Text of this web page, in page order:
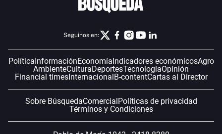
Seguinos en:
PolíticaInformaciónEconomíaIndicadores económicosAgro
AmbienteCulturaDeportesTecnologíaOpinión
Financial timesInternacionalB-contentCartas al Director
Sobre BúsquedaComercialPolíticas de privacidad
Términos y Condiciones